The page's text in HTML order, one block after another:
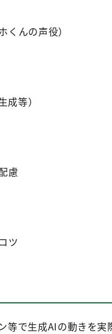
んの声役）
等）
慮
ツ
等で生成AIの動きを